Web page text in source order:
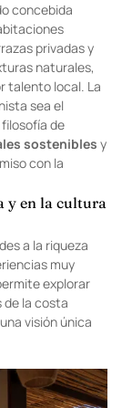
concebida
privadas y
naturales,
talento local. La
sea el
de
sostenibles y
con la
y en la cultura
a la riqueza
muy
explorar
de la costa
visión única